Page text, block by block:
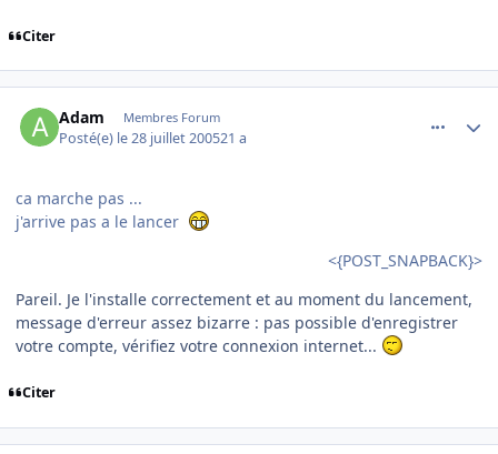
Citer
Adam Membres Forum
Posté(e) le 28 juillet 200521 a
ca marche pas ...
j'arrive pas a le lancer
<{POST_SNAPBACK}>
Pareil. Je l'installe correctement et au moment du lancement,
message d'erreur assez bizarre : pas possible d'enregistrer
votre compte, vérifiez votre connexion internet...
Citer